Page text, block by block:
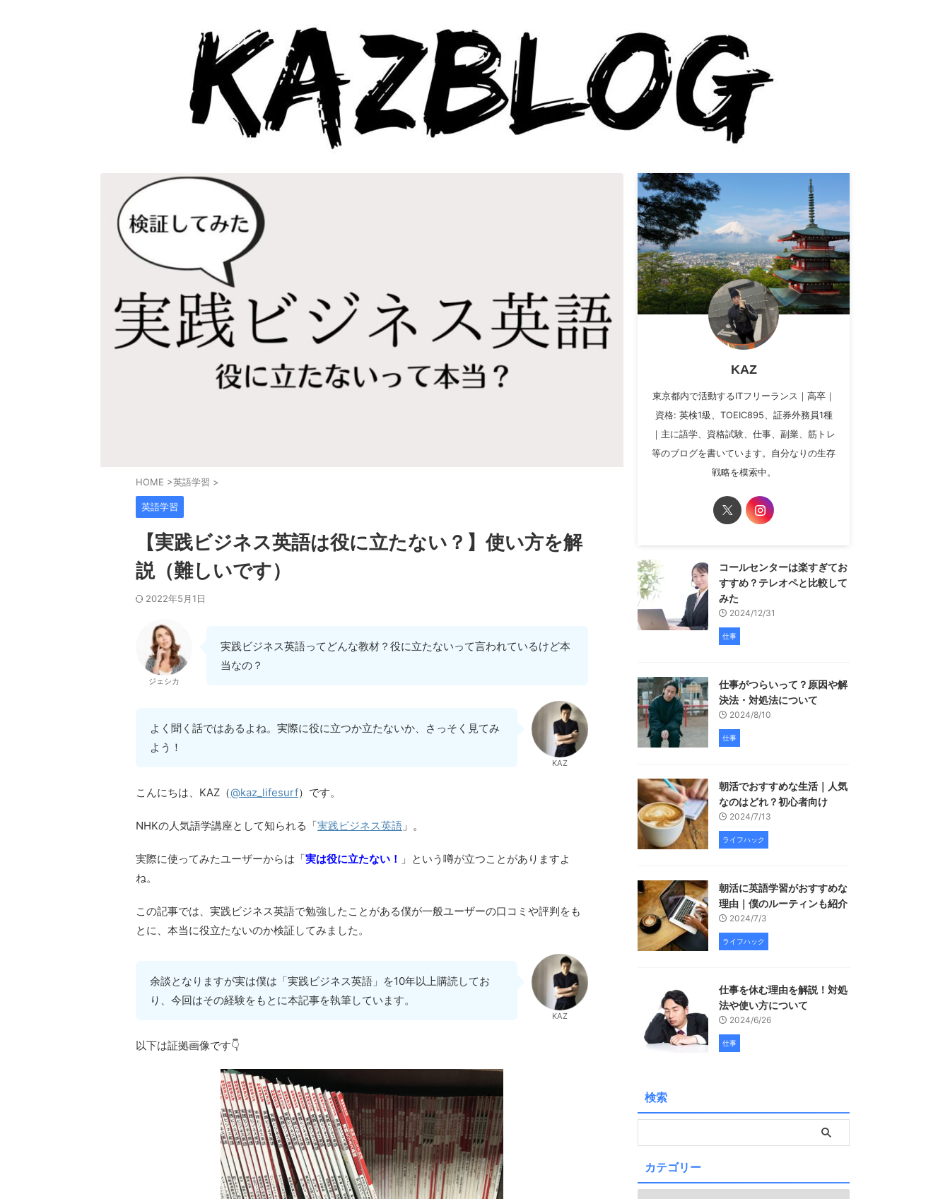
HOME >英語学習 >
英語学習
【実践ビジネス英語は役に立たない？】使い方を解
説（難しいです）
2022年5月1日
ジェシカ
実践ビジネス英語ってどんな教材？役に立たないって言われているけど本
当なの？
よく聞く話ではあるよね。実際に役に立つか立たないか、さっそく見てみ
よう！
KAZ
こんにちは、KAZ（@kaz_lifesurf）です。
NHKの人気語学講座として知られる「実践ビジネス英語 」。
実際に使ってみたユーザーからは「実は役に立たない！ 」という噂が立つことがありますよ
ね。
この記事では、実践ビジネス英語で勉強したことがある僕が一般ユーザーの口コミや評判をも
とに、本当に役立たないのか検証してみました。
余談となりますが実は僕は「実践ビジネス英語」を10年以上購読してお
り、今回はその経験をもとに本記事を執筆しています。
KAZ
以下は証拠画像です👇
KAZ
東京都内で活動するITフリーランス｜高卒｜
資格: 英検1級、TOEIC895、証券外務員1種
｜主に語学、資格試験、仕事、副業、筋トレ
等のブログを書いています。自分なりの生存
戦略を模索中。
コールセンターは楽すぎてお
すすめ？テレオペと比較して
みた
2024/12/31
仕事
仕事がつらいって？原因や解
決法・対処法について
2024/8/10
仕事
朝活でおすすめな生活｜人気
なのはどれ？初心者向け
2024/7/13
ライフハック
朝活に英語学習がおすすめな
理由｜僕のルーティンも紹介
2024/7/3
ライフハック
仕事を休む理由を解説！対処
法や使い方について
2024/6/26
仕事
検索
カテゴリー